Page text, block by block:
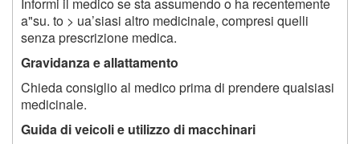
Informi il medico se sta assumendo o ha recentemente
a"su. to > ua’siasi altro medicinale, compresi quelli
senza prescrizione medica.
Gravidanza e allattamento
Chieda consiglio al medico prima di prendere qualsiasi
medicinale.
Guida di veicoli e utilizzo di macchinari